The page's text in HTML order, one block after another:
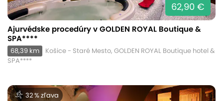
62,90 €
Ajurvédske procedúry v GOLDEN ROYAL Boutique &
SPA****
68,39 km
Košice - Staré Mesto, GOLDEN ROYAL Boutique hotel &
SPA****
32 % zľava